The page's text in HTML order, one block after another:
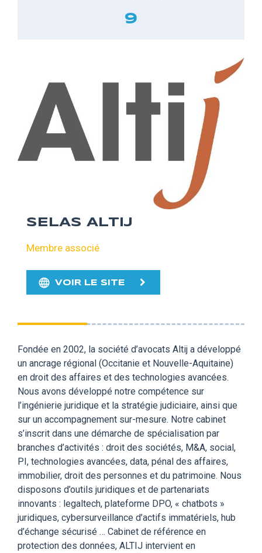
9
SELAS ALTIJ
Membre associé
VOIR LE SITE
Fondée en 2002, la société d’avocats Altij a développé
un ancrage régional (Occitanie et Nouvelle-Aquitaine)
en droit des affaires et des technologies avancées.
Nous avons développé notre compétence sur
l’ingénierie juridique et la stratégie judiciaire, ainsi que
sur un accompagnement sur-mesure. Notre cabinet
s’inscrit dans une démarche de spécialisation par
branches d’activités : droit des sociétés, M&A, social,
PI, technologies avancées, data, pénal des affaires,
immobilier, droit des personnes et du patrimoine. Nous
disposons d’outils juridiques et de partenariats
innovants : legaltech, plateforme DPO, « chatbots »
juridiques, cybersurveillance d’actifs immatériels, hub
d’échange sécurisé … Cabinet de référence en
protection des données, ALTIJ intervient en